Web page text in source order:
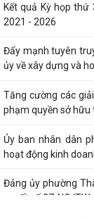
Kết quả Kỳ họp thứ
2021 - 2026
Đẩy mạnh tuyên
ủy về xây dựng và
Tăng cường các
phạm quyền sở hữu
Ủy ban nhân dân
hoạt động kinh
Đảng ủy phường
quyết số 27-NQ/TW